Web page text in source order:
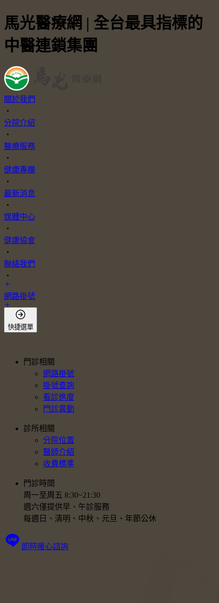
馬光醫療網 | 全台最具指標的
中醫連鎖集團
關於我們
・
分院介紹
・
醫療服務
・
健康專欄
・
最新消息
・
媒體中心
・
健康協會
・
聯絡我們
・
網路掛號
會員登入
快捷選單
門診相關
網路掛號
掛號查詢
看診進度
門診異動
診所相關
分院位置
醫師介紹
收費標準
門診時間
周一至周五 8:30~21:30
週六僅提供早、午診服務
每週日、清明、中秋、元旦、年節公休
即時暖心諮詢